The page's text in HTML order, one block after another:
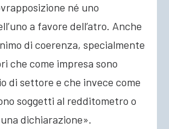
né uno
a favore dell’atro. Anche
di coerenza, specialmente
che come impresa sono
di settore e che invece come
soggetti al redditometro o
dichiarazione».